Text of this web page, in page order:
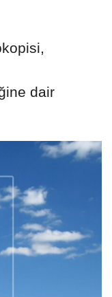
dair